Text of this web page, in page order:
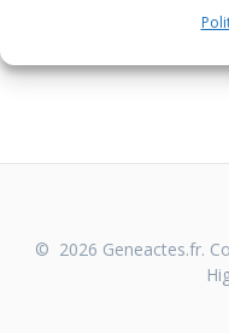
© 2026 Geneactes.fr.